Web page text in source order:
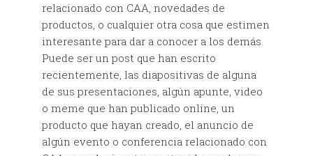
relacionado con CAA, novedades de
productos, o cualquier otra cosa que estimen
interesante para dar a conocer a los demás.
Puede ser un post que han escrito
recientemente, las diapositivas de alguna
de sus presentaciones, algún apunte, video
o meme que han publicado online, un
producto que hayan creado, el anuncio de
algún evento o conferencia relacionado con